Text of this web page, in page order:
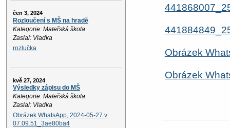
čen 3, 2024
Rozloučení s MŠ na hradě
Kategorie: Mateřská škola
Zaslal: Vladka
rozlučka
kvě 27, 2024
Výsledky zápisu do MŠ
Kategorie: Mateřská škola
Zaslal: Vladka
Obrázek WhatsApp, 2024-05-27 v
07.09.51_3ae80ba4
Obrázek
Obrázek